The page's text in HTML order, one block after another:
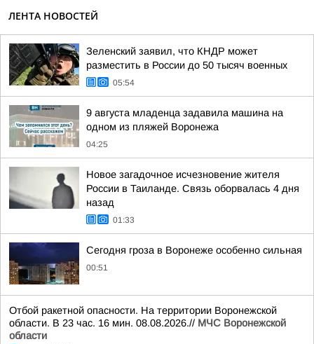
ЛЕНТА НОВОСТЕЙ
Зеленский заявил, что КНДР может
разместить в России до 50 тысяч военных
05:54
9 августа младенца задавила машина на
одном из пляжей Воронежа
04:25
Новое загадочное исчезновение жителя
России в Таиланде. Связь оборвалась 4 дня
назад
01:33
Сегодня гроза в Воронеже особенно сильная
00:51
Отбой ракетной опасности. На территории Воронежской
области. В 23 час. 16 мин. 08.08.2026.// МЧС Воронежской
области